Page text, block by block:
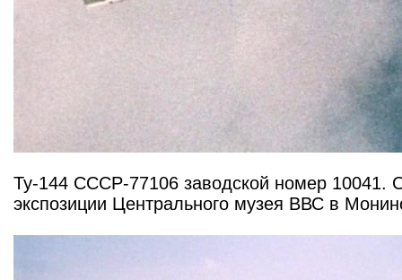
Ту-144 СССР-77106 заводской номер 10041.
экспозиции Центрального музея ВВС в